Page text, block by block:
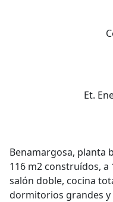
Et.
Benamargosa, planta
116 m2 construídos, a
salón doble, cocina
dormitorios grandes